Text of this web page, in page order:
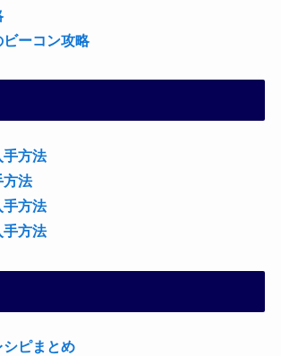
ーコン攻略
手方法
法
手方法
手方法
ピまとめ